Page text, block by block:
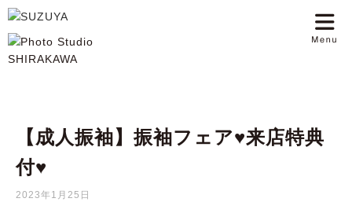
【成人振袖】振袖フェア♥来店特典
付♥
2023年1月25日